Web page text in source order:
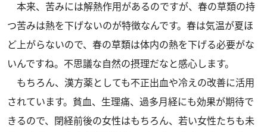
本来、苦みには解熱作用があるのですが、春の草類の持
つ苦みは熱を下げないのが特徴なんです。春は気温が夏ほ
ど上がらないので、春の草類は体内の熱を下げる必要がな
いんですね。不思議な自然の摂理だなと感心します。
もちろん、漢方薬としても不正出血や冷えの改善に活用
されています。貧血、生理痛、過多月経にも効果が期待で
きるので、閉経前後の女性はもちろん、若い女性たちも未